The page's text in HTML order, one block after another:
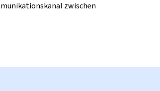
zwischen